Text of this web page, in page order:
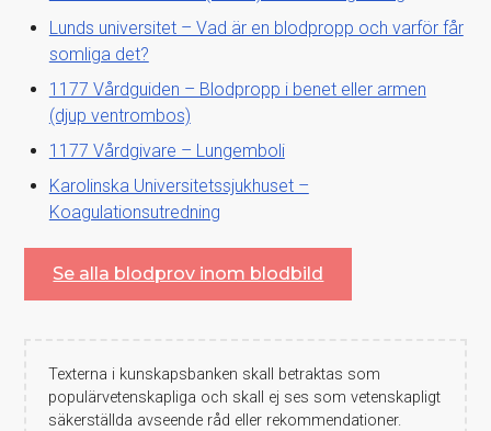
Lunds universitet – Vad är en blodpropp och varför får
somliga det?
1177 Vårdguiden – Blodpropp i benet eller armen
(djup ventrombos)
1177 Vårdgivare – Lungemboli
Karolinska Universitetssjukhuset –
Koagulationsutredning
Se alla blodprov inom blodbild
Texterna i kunskapsbanken skall betraktas som
populärvetenskapliga och skall ej ses som vetenskapligt
säkerställda avseende råd eller rekommendationer.